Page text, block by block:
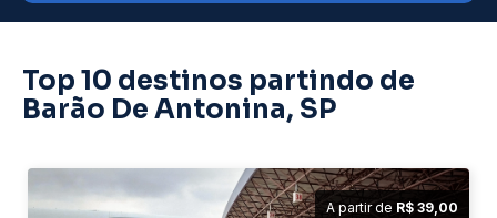
Top 10 destinos partindo de
Barão De Antonina, SP
A partir de R$ 39,00